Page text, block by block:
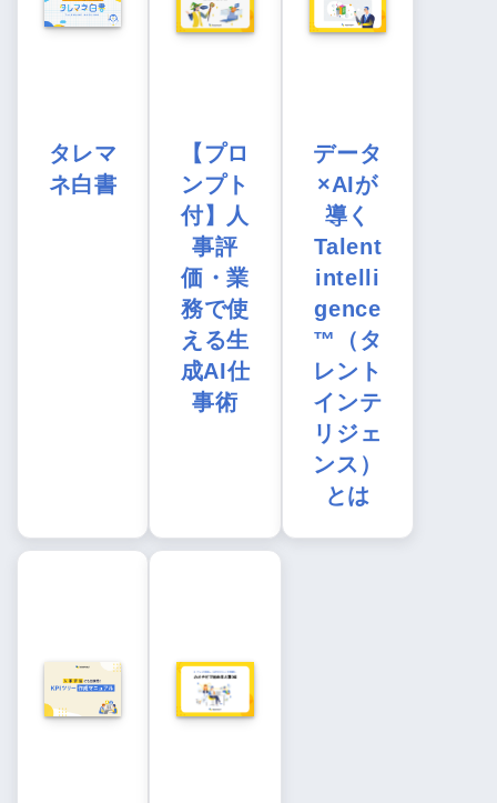
タレマ
ネ白書
【プロ
ンプト
付】人
事評
価・業
務で使
える生
成AI仕
事術
データ
×AIが
導く
Talent
intelli
gence
™（タ
レント
インテ
リジェ
ンス）
とは